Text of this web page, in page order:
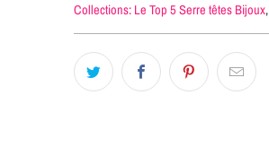
Collections: Le Top 5 Serre têtes Bijoux,